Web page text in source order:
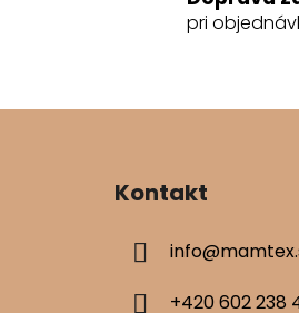
pri
Kontakt
info@
+420 602 238